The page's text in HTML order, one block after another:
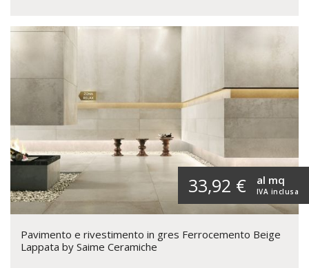
33,92 € IVA inclusa
al mq
Pavimento e rivestimento in gres Ferrocemento Beige
Lappata by Saime Ceramiche